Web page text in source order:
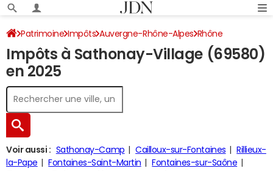
Patrimoine Impôts Auvergne-Rhône-Alpes Rhône
Sathonay-Village Impôt sur le revenu
Impôts à Sathonay-Village (69580)
en 2025
Voir aussi : Sathonay-Camp Cailloux-sur-Fontaines
Rillieux-
la-Pape
Fontaines-Saint-Martin
Fontaines-sur-Saône